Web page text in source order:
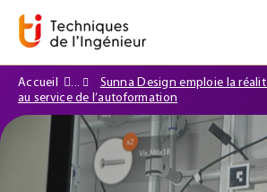
Accueil
Sunna Design emploie la
au service de l’autoformation